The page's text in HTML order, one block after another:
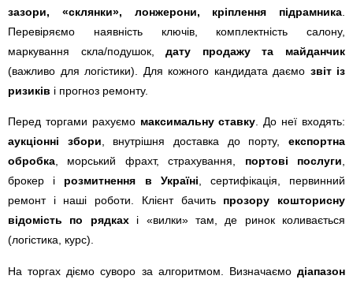
зазори, «склянки», лонжерони, кріплення підрамника
Перевіряємо наявність ключів, комплектність салону,
маркування скла/подушок,дату продажу та майданчик
(важливо для логістики). Для кожного кандидата даємо звіт із
ризиків і прогноз ремонту.
Перед торгами рахуємо максимальну ставку. До неї входять:
аукціонні збори, внутрішня доставка до порту,експортна
обробка, морський фрахт, страхування, портові послуги,
брокер і розмитнення в Україні, сертифікація, первинний
ремонт і наші роботи. Клієнт бачить прозору кошторисну
відомість по рядкахі «вилки» там, де ринок коливається
(логістика, курс).
На торгах діємо суворо за алгоритмом. Визначаємо діапазон